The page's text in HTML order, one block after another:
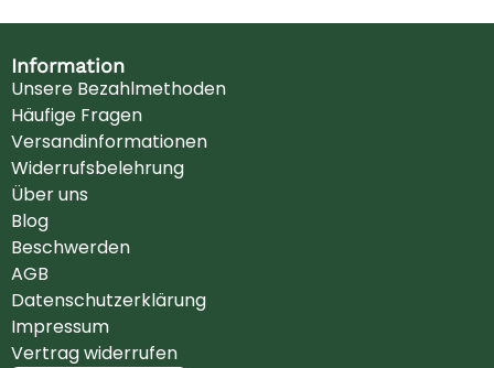
Information
Unsere Bezahlmethoden
Häufige Fragen
Versandinformationen
Widerrufsbelehrung
Über uns
Blog
Beschwerden
AGB
Datenschutzerklärung
Impressum
Vertrag widerrufen